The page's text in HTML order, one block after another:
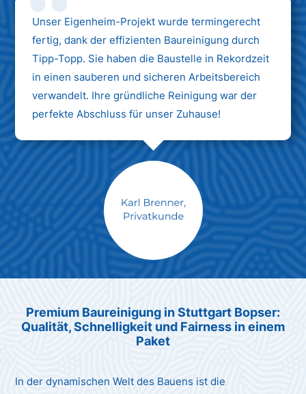
Unser Eigenheim-Projekt wurde termingerecht
fertig, dank der effizienten Baureinigung durch
Tipp-Topp. Sie haben die Baustelle in Rekordzeit
in einen sauberen und sicheren Arbeitsbereich
verwandelt. Ihre gründliche Reinigung war der
perfekte Abschluss für unser Zuhause!
Max Mustermann
Premium Baureinigung in Stuttgart Bopser:
Qualität, Schnelligkeit und Fairness in einem
Paket
In der dynamischen Welt des Bauens ist die